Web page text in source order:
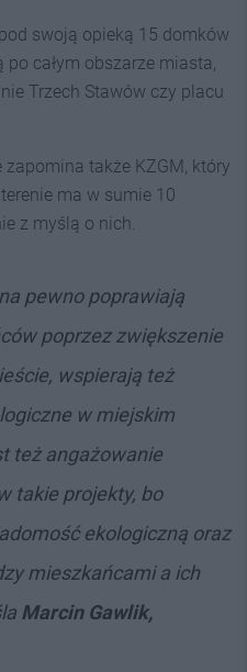
swoją opieką 15 domków
całym obszarze miasta,
Trzech Stawów czy placu
także KZGM, który
ma w sumie 10
z myślą o nich.
pewno poprawiają
poprzez zwiększenie
wspierają też
w miejskim
też angażowanie
takie projekty, bo
ekologiczną oraz
mieszkańcami a ich
Marcin Gawlik,